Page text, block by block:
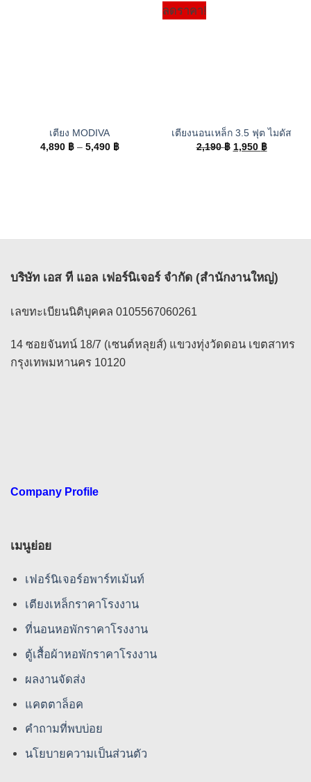
เตียง MODIVA
4,890 ฿ – 5,490 ฿Price
ลดราคา!
เตียงนอนเหล็ก 3.5 ฟุต ไมดัส
2,190฿ Original
1,950 ฿Current
บริษัท เอส ที แอล เฟอร์นิเจอร์ จำกัด (สำนักงานใหญ่)
เลขทะเบียนนิติบุคคล 0105567060261
14 ซอยจันทน์ 18/7 (เซนต์หลุยส์) แขวงทุ่งวัดดอน เขตสาทร
กรุงเทพมหานคร 10120
Company Profile
เมนูย่อย
เฟอร์นิเจอร์อพาร์ทเม้นท์
เตียงเหล็กราคาโรงงาน
ที่นอนหอพักราคาโรงงาน
ตู้เสื้อผ้าหอพักราคาโรงงาน
ผลงานจัดส่ง
แคตตาล็อค
คําถามที่พบบ่อย
นโยบายความเป็นส่วนตัว